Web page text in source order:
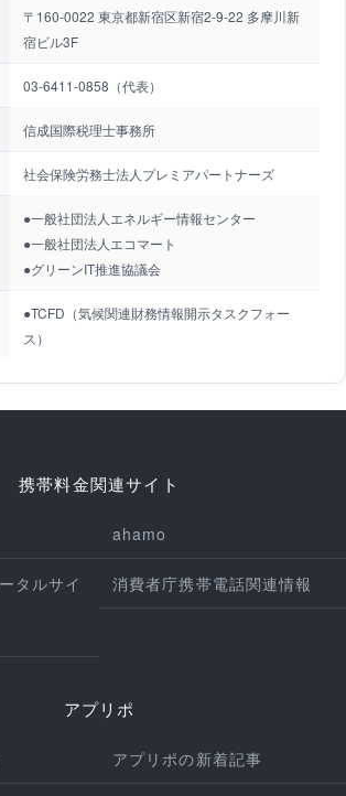
〒160-0022 東京都新宿区新宿2-9-22 多摩川新
宿ビル3F
03-6411-0858（代表）
信成国際税理士事務所
社会保険労務士法人プレミアパートナーズ
●一般社団法人エネルギー情報センター
●一般社団法人エコマート
●グリーンIT推進協議会
●TCFD（気候関連財務情報開示タスクフォー
ス）
携帯料金関連サイト
ahamo
タルサイ 消費者庁携帯電話関連情報
アプリポ
アプリポの新着記事